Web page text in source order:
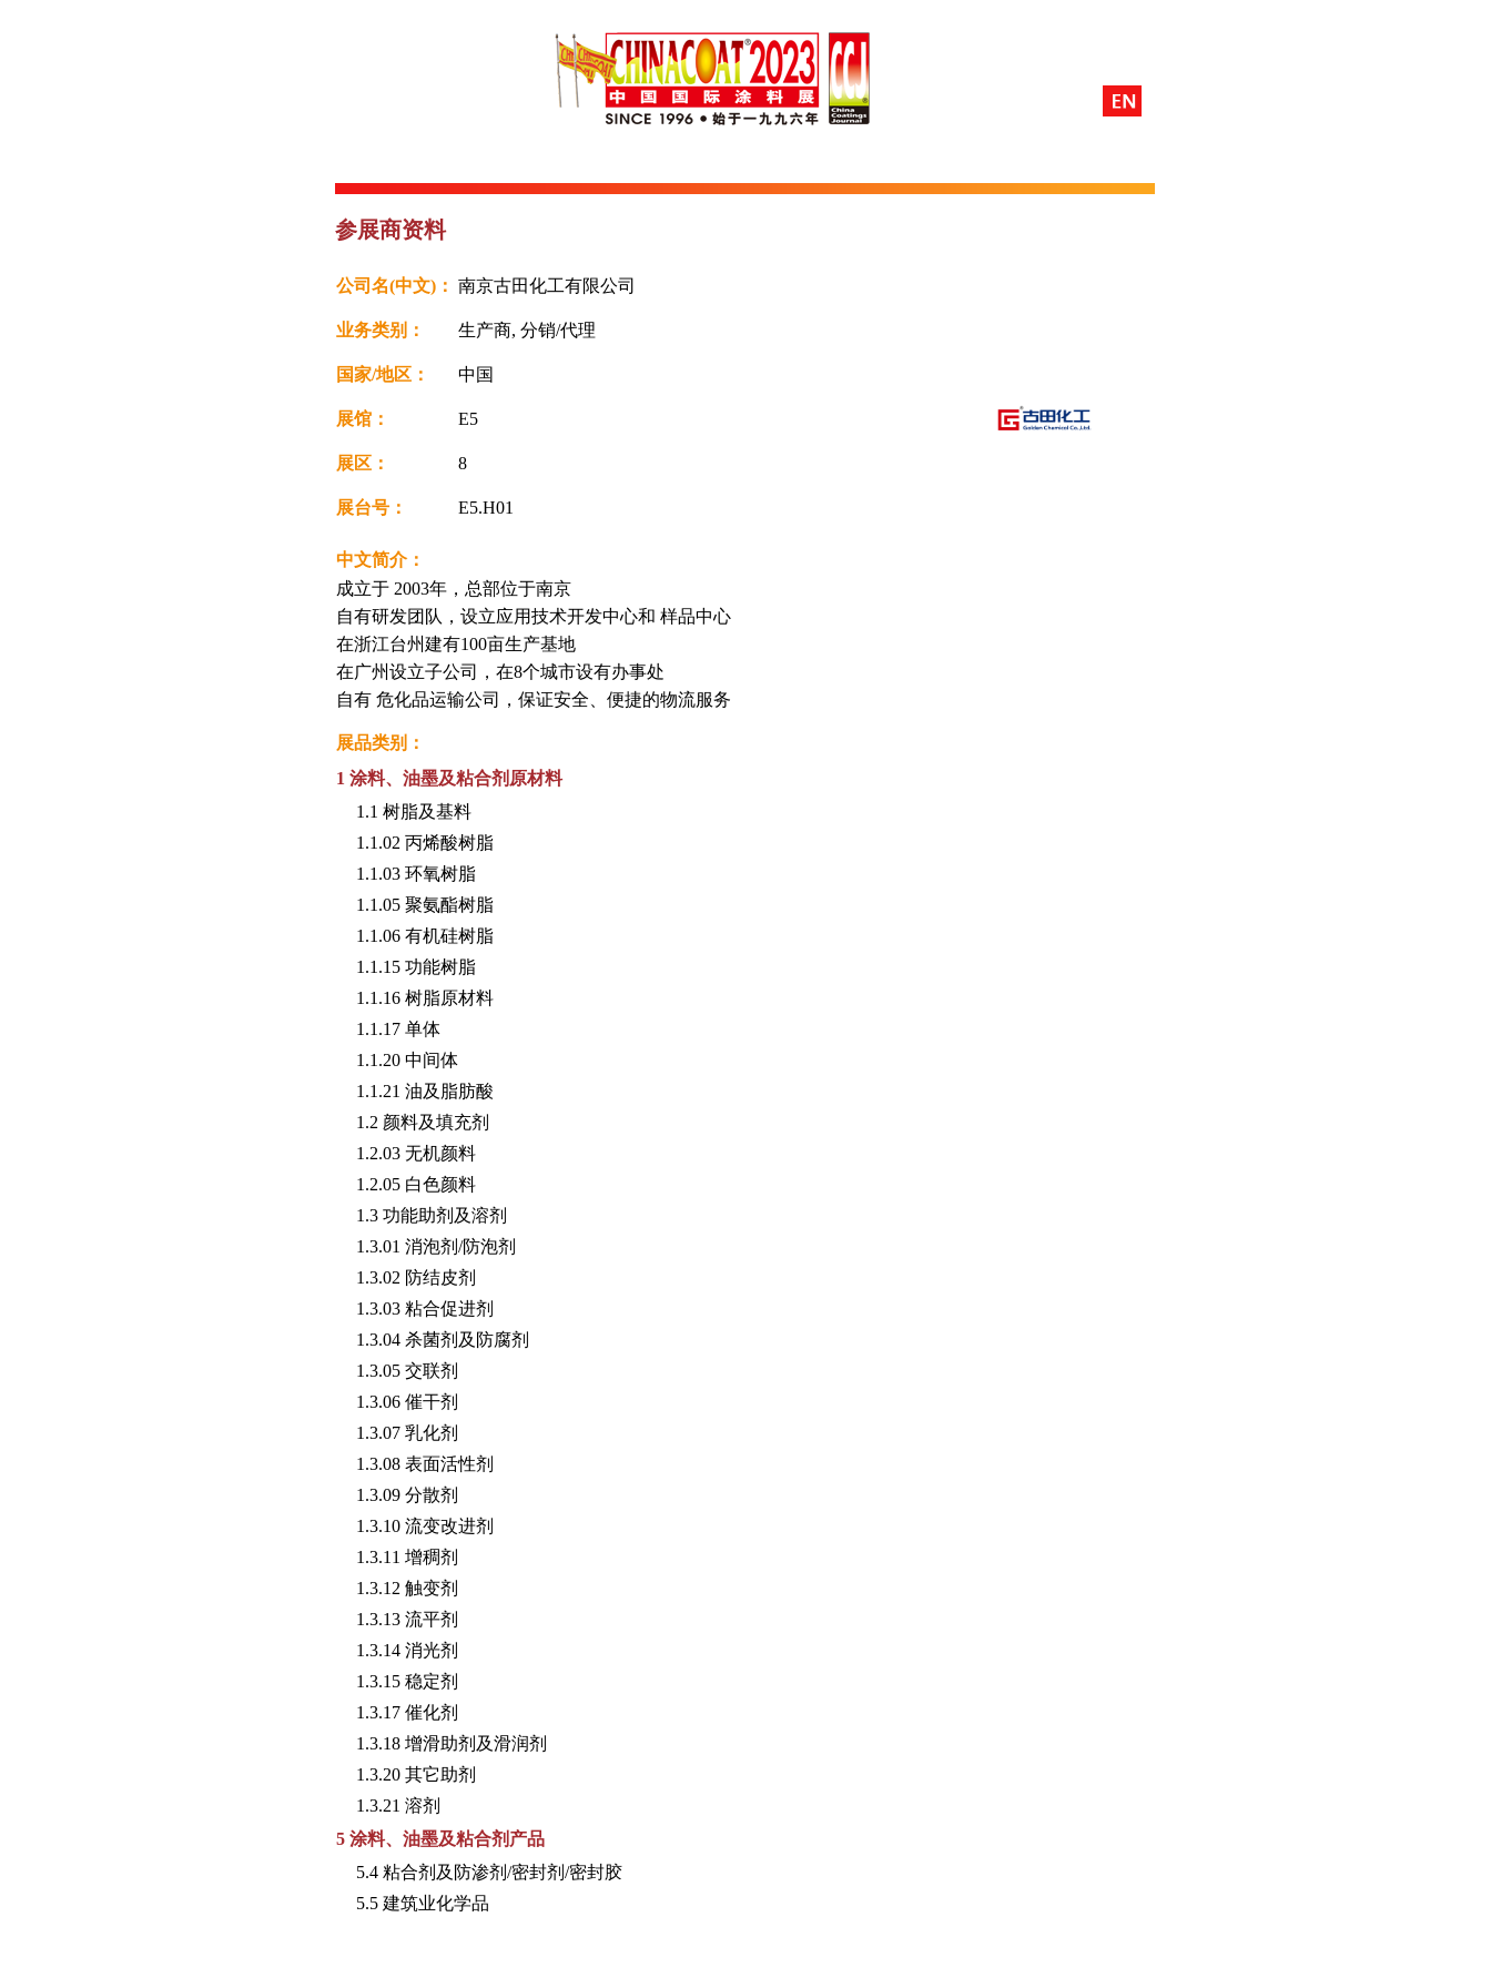
参展商资料
公司名(中文)： 南京古田化工有限公司
业务类别： 生产商, 分销/代理
国家/地区： 中国
展馆： E5
展区： 8
展台号： E5.H01
中文简介：
成立于 2003年，总部位于南京
自有研发团队，设立应用技术开发中心和 样品中心
在浙江台州建有100亩生产基地
在广州设立子公司，在8个城市设有办事处
自有 危化品运输公司，保证安全、便捷的物流服务
展品类别：
1 涂料、油墨及粘合剂原材料
1.1 树脂及基料
1.1.02 丙烯酸树脂
1.1.03 环氧树脂
1.1.05 聚氨酯树脂
1.1.06 有机硅树脂
1.1.15 功能树脂
1.1.16 树脂原材料
1.1.17 单体
1.1.20 中间体
1.1.21 油及脂肪酸
1.2 颜料及填充剂
1.2.03 无机颜料
1.2.05 白色颜料
1.3 功能助剂及溶剂
1.3.01 消泡剂/防泡剂
1.3.02 防结皮剂
1.3.03 粘合促进剂
1.3.04 杀菌剂及防腐剂
1.3.05 交联剂
1.3.06 催干剂
1.3.07 乳化剂
1.3.08 表面活性剂
1.3.09 分散剂
1.3.10 流变改进剂
1.3.11 增稠剂
1.3.12 触变剂
1.3.13 流平剂
1.3.14 消光剂
1.3.15 稳定剂
1.3.17 催化剂
1.3.18 增滑助剂及滑润剂
1.3.20 其它助剂
1.3.21 溶剂
5 涂料、油墨及粘合剂产品
5.4 粘合剂及防渗剂/密封剂/密封胶
5.5 建筑业化学品